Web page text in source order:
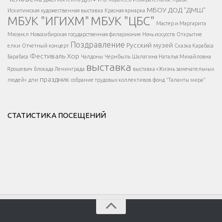
Написать
</button >
</div >
</div > </div >
Искитимская художественная выставка Красная ярмарка МБОУ ДОД "ДМШ"
МБУК "ИГИХМ" МБУК "ЦБС" Мастер и Маргарита
Мюзикл Новосибирская государственная филармония Ночь искусств Открытие
елки Отчетный концерт Поздравление Русский музей Сказка Карабаса
Барабаса Фестиваль Хор Чалдоны Чернбыль Шалагина Наталья Михайловна
Ярошевич блокада Ленинграда выставка выставка «Жизнь замечательных
людей» дпи праздник собрание трудовых коллективов фонд "Таланты мира"
СТАТИСТИКА ПОСЕЩЕНИЙ